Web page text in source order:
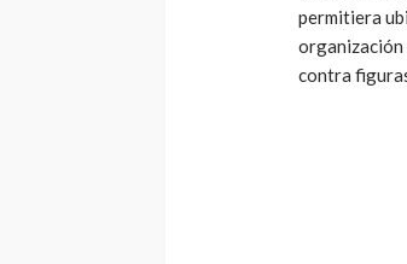
permitiera
organización
contra